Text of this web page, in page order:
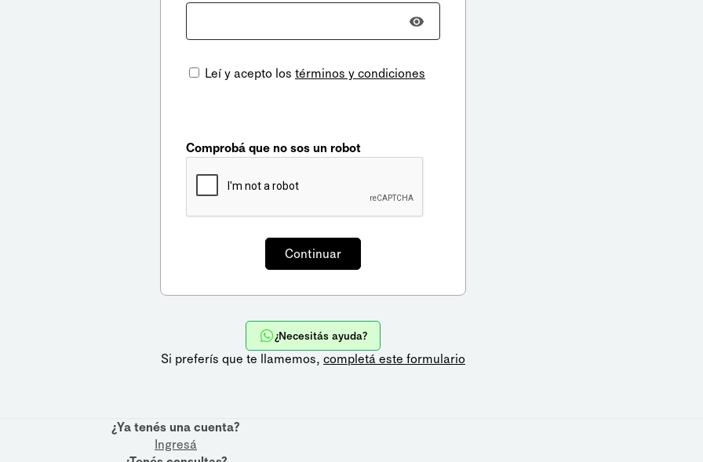
Leí y acepto los términos y condiciones
Comprobá que no sos un robot
¿Necesitás ayuda?
Si preferís que te llamemos, completá este formulario
¿Ya tenés una cuenta?
Ingresá